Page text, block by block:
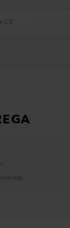
CB
;